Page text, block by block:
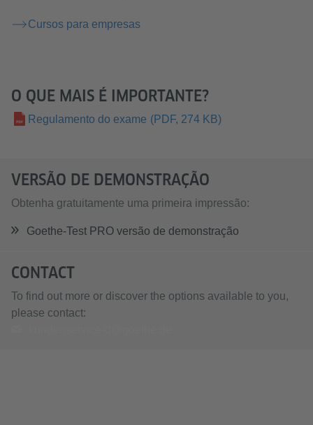
Cursos para empresas
O QUE MAIS É IMPORTANTE?
Regulamento do exame (PDF, 274 KB)
VERSÃO DE DEMONSTRAÇÃO
Obtenha gratuitamente uma primeira impressão:
Goethe-Test PRO versão de demonstração
CONTACT
To find out more or discover the options available to you,
please contact: